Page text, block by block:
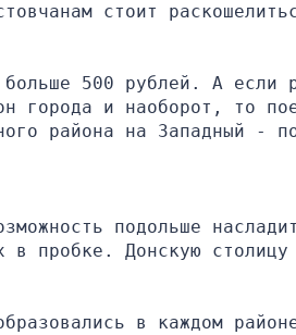
стоит
500 рублей. А если
города и наоборот, то
района на Западный -
подольше
в пробке. Донскую столицу
в каждом